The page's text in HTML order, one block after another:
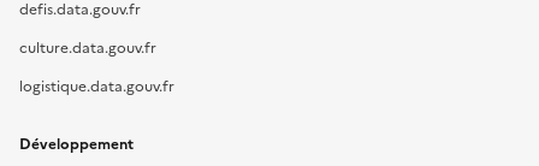
defis.data.gouv.fr
culture.data.gouv.fr
logistique.data.gouv.fr
Développement